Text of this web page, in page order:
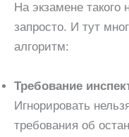
На экзамене
запросто. И тут
алгоритм:
Требование
Игнорировать
требования об